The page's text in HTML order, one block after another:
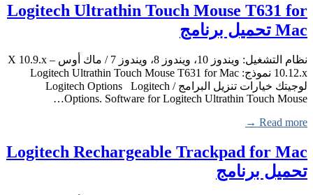
Logitech Ultrathin Touch Mouse T631 for
Mac تحميل برنامج
نظام التشغيل: ويندوز 10، ويندوز 8، ويندوز 7 / ماك أوس X 10.9.x –
لوجيتك خيارات تنزيل البرامج / Logitech Options Logitech
Options. Software for Logitech Ultrathin Touch Mouse…
Read more →
Logitech Rechargeable Trackpad for Mac
تحميل برنامج